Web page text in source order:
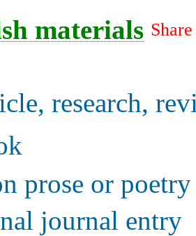
materials
research,
prose or poetry
journal entry